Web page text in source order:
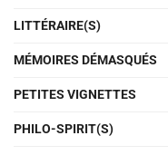
LITTÉRAIRE(S)
MÉMOIRES DÉMASQUÉS
PETITES VIGNETTES
PHILO-SPIRIT(S)